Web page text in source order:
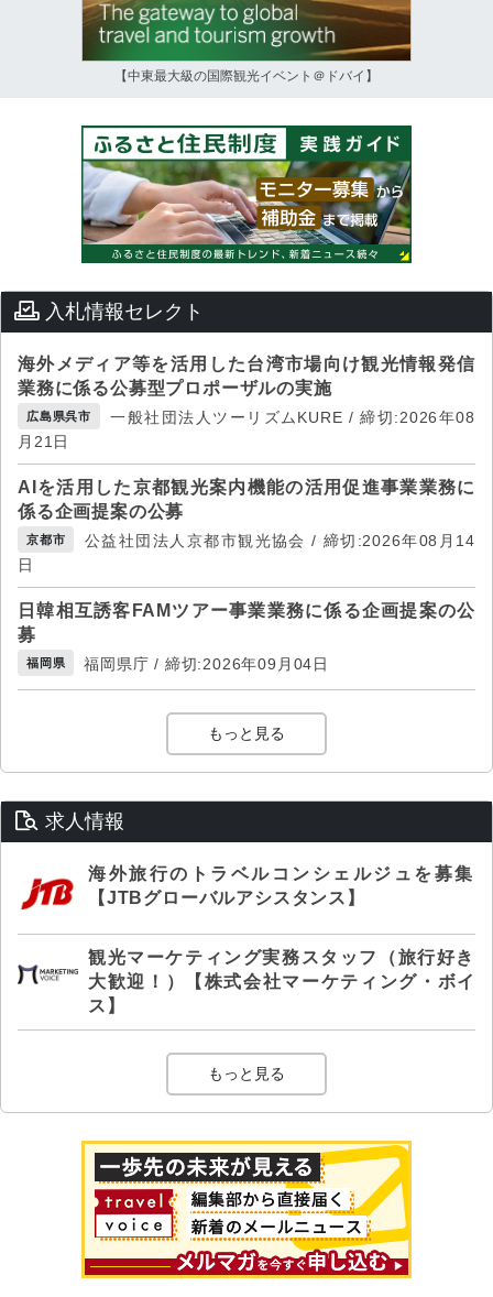
【中東最大級の国際観光イベント＠ドバイ】
入札情報セレクト
海外メディア等を活用した台湾市場向け観光情報発信
業務に係る公募型プロポーザルの実施
広島県呉市
一般社団法人ツーリズムKURE / 締切:2026年08
月21日
AIを活用した京都観光案内機能の活用促進事業業務に
係る企画提案の公募
京都市
公益社団法人京都市観光協会 / 締切:2026年08月14
日
日韓相互誘客FAMツアー事業業務に係る企画提案の公
募
福岡県 福岡県庁 / 締切:2026年09月04日
もっと見る
求人情報
海外旅行のトラベルコンシェルジュを募集
【JTBグローバルアシスタンス】
観光マーケティング実務スタッフ（旅行好き
大歓迎！）【株式会社マーケティング・ボイ
ス】
もっと見る